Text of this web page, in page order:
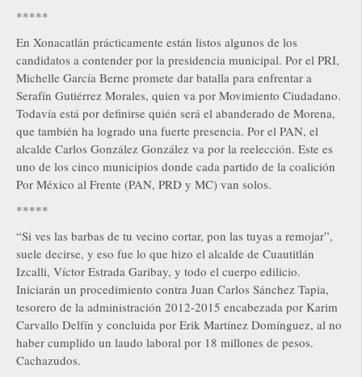
*****
En Xonacatlán prácticamente están listos algunos de los
candidatos a contender por la presidencia municipal. Por el PRI,
Michelle García Berne promete dar batalla para enfrentar a
Serafín Gutiérrez Morales, quien va por Movimiento Ciudadano.
Todavía está por definirse quién será el abanderado de Morena,
que también ha logrado una fuerte presencia. Por el PAN, el
alcalde Carlos González González va por la reelección. Este es
uno de los cinco municipios donde cada partido de la coalición
Por México al Frente (PAN, PRD y MC) van solos.
*****
“Si ves las barbas de tu vecino cortar, pon las tuyas a remojar”,
suele decirse, y eso fue lo que hizo el alcalde de Cuautitlán
Izcalli, Víctor Estrada Garibay, y todo el cuerpo edilicio.
Iniciarán un procedimiento contra Juan Carlos Sánchez Tapia,
tesorero de la administración 2012-2015 encabezada por Karim
Carvallo Delfín y concluida por Erik Martínez Domínguez, al no
haber cumplido un laudo laboral por 18 millones de pesos.
Cachazudos.